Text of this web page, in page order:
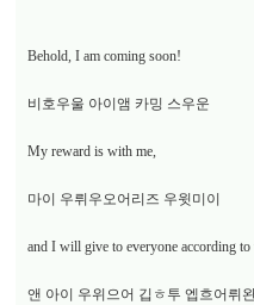
Behold, I am coming soon!
비호우울 아이앰 카밍 스우운
My reward is with me,
마이 우뤼우오어리즈 우윗미이
and I will give to everyone according to
앤 아이 우위으어 깁ㅎ투 엡흐어뤼